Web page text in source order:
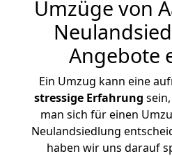
Umzüge von
Angebote
Ein Umzug kann eine
stressige Erfahrung
man sich für einen
Neulandsiedlung
haben wir uns darauf